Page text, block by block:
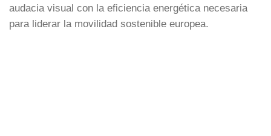
audacia visual con la eficiencia energética necesaria
para liderar la movilidad sostenible europea.